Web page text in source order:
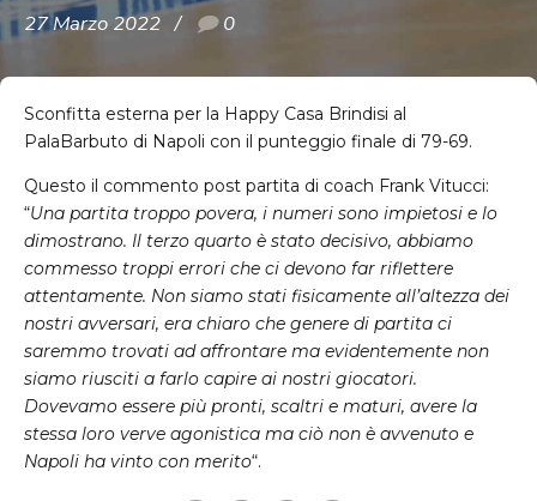
27 Marzo 2022 0
Sconfitta esterna per la Happy Casa Brindisi al
PalaBarbuto di Napoli con il punteggio finale di 79-69.
Questo il commento post partita di coach Frank Vitucci:
“Una partita troppo povera, i numeri sono impietosi e lo
dimostrano. Il terzo quarto è stato decisivo, abbiamo
commesso troppi errori che ci devono far riflettere
attentamente. Non siamo stati fisicamente all’altezza dei
nostri avversari, era chiaro che genere di partita ci
saremmo trovati ad affrontare ma evidentemente non
siamo riusciti a farlo capire ai nostri giocatori.
Dovevamo essere più pronti, scaltri e maturi, avere la
stessa loro verve agonistica ma ciò non è avvenuto e
Napoli ha vinto con merito“.